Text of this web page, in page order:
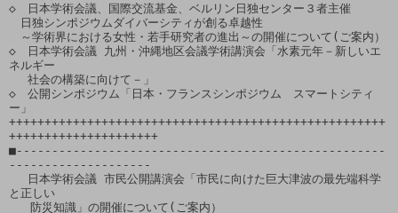
◇　日本学術会議、国際交流基金、ベルリン日独センター３者主催
日独シンポジウムダイバーシティが創る卓越性
～学術界における女性・若手研究者の進出～の開催について(ご案内）
◇　日本学術会議 九州・沖縄地区会議学術講演会「水素元年－新しいエ
ネルギー
社会の構築に向けて－」
◇　公開シンポジウム「日本・フランスシンポジウム　スマートシティ
ー」
+++++++++++++++++++++++++++++++++++++++++++++++++++++
+++++++++++++++++++++
■----------------------------------------------------
--------------------
日本学術会議 市民公開講演会「市民に向けた巨大津波の最先端科学
と正しい